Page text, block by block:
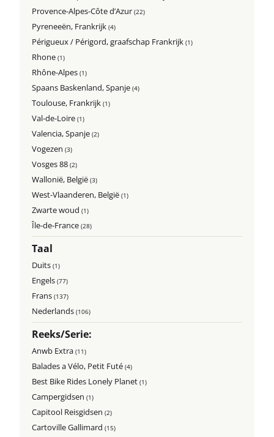
Provence-Alpes-Côte d’Azur(22)
Pyreneeën, Frankrijk(4)
Périgueux / Périgord, graafschap Frankrijk(1)
Rhone(1)
Rhône-Alpes(1)
Spaans Baskenland, Spanje(4)
Toulouse, Frankrijk(1)
Val-de-Loire(1)
Valencia, Spanje(2)
Vogezen(3)
Vosges 88(2)
Wallonië, België(3)
West-Vlaanderen, België(1)
Zwarte woud(1)
Île-de-France(28)
Taal
Duits(1)
Engels(77)
Frans(137)
Nederlands(106)
Reeks/Serie:
Anwb Extra(11)
Balades a Vélo, Petit Futé(4)
Best Bike Rides Lonely Planet(1)
Campergidsen(1)
Capitool Reisgidsen(2)
Cartoville Gallimard(15)